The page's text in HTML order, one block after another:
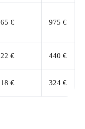
65 € 975 €
22 € 440 €
18 € 324 €